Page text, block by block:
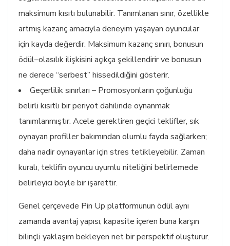
maksimum kısıtı bulunabilir. Tanımlanan sınır, özellikle
artmış kazanç amacıyla deneyim yaşayan oyuncular
için kayda değerdir. Maksimum kazanç sınırı, bonusun
ödül–olasılık ilişkisini açıkça şekillendirir ve bonusun
ne derece “serbest” hissedildiğini gösterir.
Geçerlilik sınırları – Promosyonların çoğunluğu
belirli kısıtlı bir periyot dahilinde oynanmak
tanımlanmıştır. Acele gerektiren geçici teklifler, sık
oynayan profiller bakımından olumlu fayda sağlarken;
daha nadir oynayanlar için stres tetikleyebilir. Zaman
kuralı, teklifin oyuncu uyumlu niteliğini belirlemede
belirleyici böyle bir işarettir.
Genel çerçevede Pin Up platformunun ödül aynı
zamanda avantaj yapısı, kapasite içeren buna karşın
bilinçli yaklaşım bekleyen net bir perspektif oluşturur.